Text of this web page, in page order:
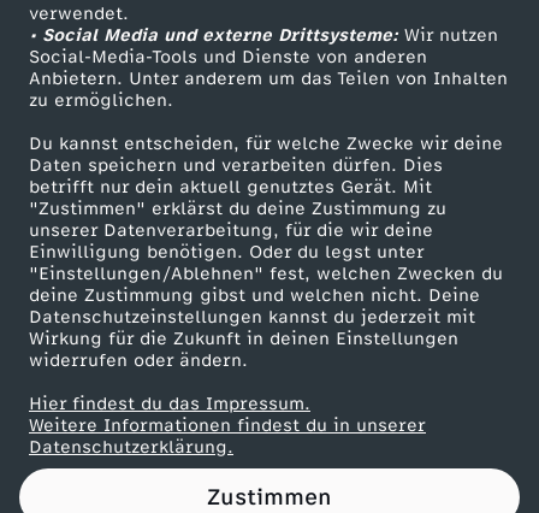
verwendet.
• Social Media und externe Drittsysteme:Wir nutzen
Social-Media-Tools und Dienste von anderen
Anbietern. Unter anderem um das Teilen von Inhalten
zu ermöglichen.
Du kannst entscheiden, für welche Zwecke wir deine
Daten speichern und verarbeiten dürfen. Dies
betrifft nur dein aktuell genutztes Gerät. Mit
"Zustimmen" erklärst du deine Zustimmung zu
unserer Datenverarbeitung, für die wir deine
Einwilligung benötigen. Oder du legst unter
"Einstellungen/Ablehnen" fest, welchen Zwecken du
deine Zustimmung gibst und welchen nicht. Deine
Datenschutzeinstellungen kannst du jederzeit mit
Wirkung für die Zukunft in deinen Einstellungen
widerrufen oder ändern.
Hier findest du das Impressum.
Weitere Informationen findest du in unserer
Datenschutzerklärung.
Zustimmen
N
e
w
O
r
l
e
a
ZDF Unternehmen
Karriere
ZDF goes Schule
Werbefernsehen
Mainzelmännchen
Partner